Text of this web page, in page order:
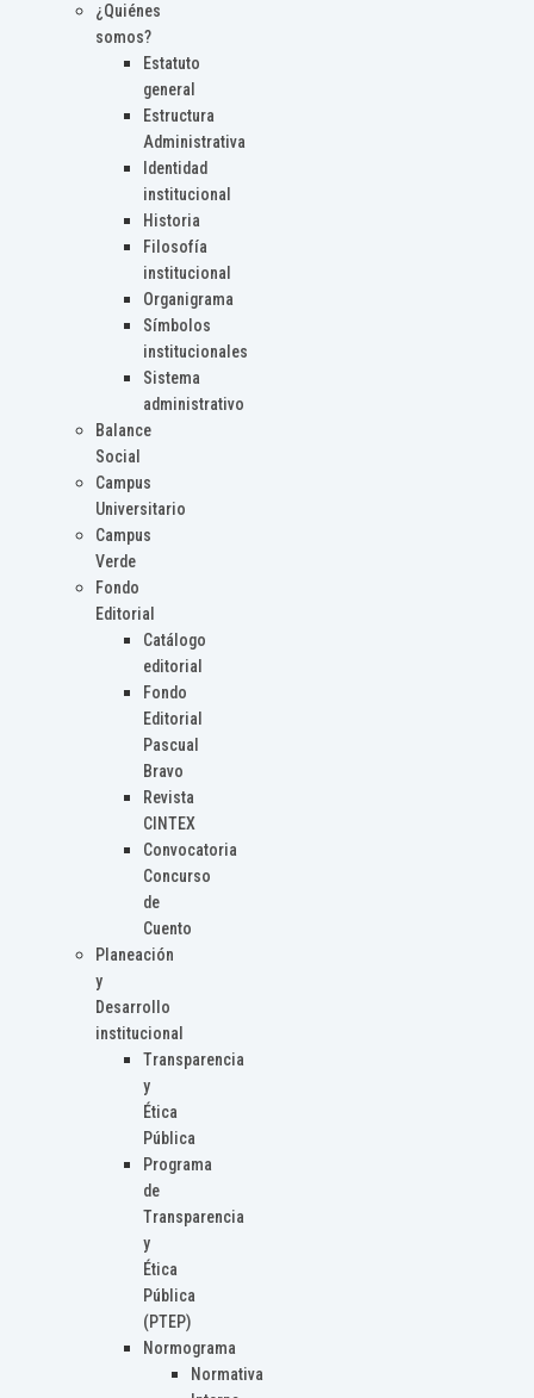
¿Quiénes
somos?
Estatuto
general
Estructura
Administrativa
Identidad
institucional
Historia
Filosofía
institucional
Organigrama
Símbolos
institucionales
Sistema
administrativo
Balance
Social
Campus
Universitario
Campus
Verde
Fondo
Editorial
Catálogo
editorial
Fondo
Editorial
Pascual
Bravo
Revista
CINTEX
Convocatoria
Concurso
de
Cuento
Planeación
y
Desarrollo
institucional
Transparencia
y
Ética
Pública
Programa
de
Transparencia
y
Ética
Pública
(PTEP)
Normograma
Normativa